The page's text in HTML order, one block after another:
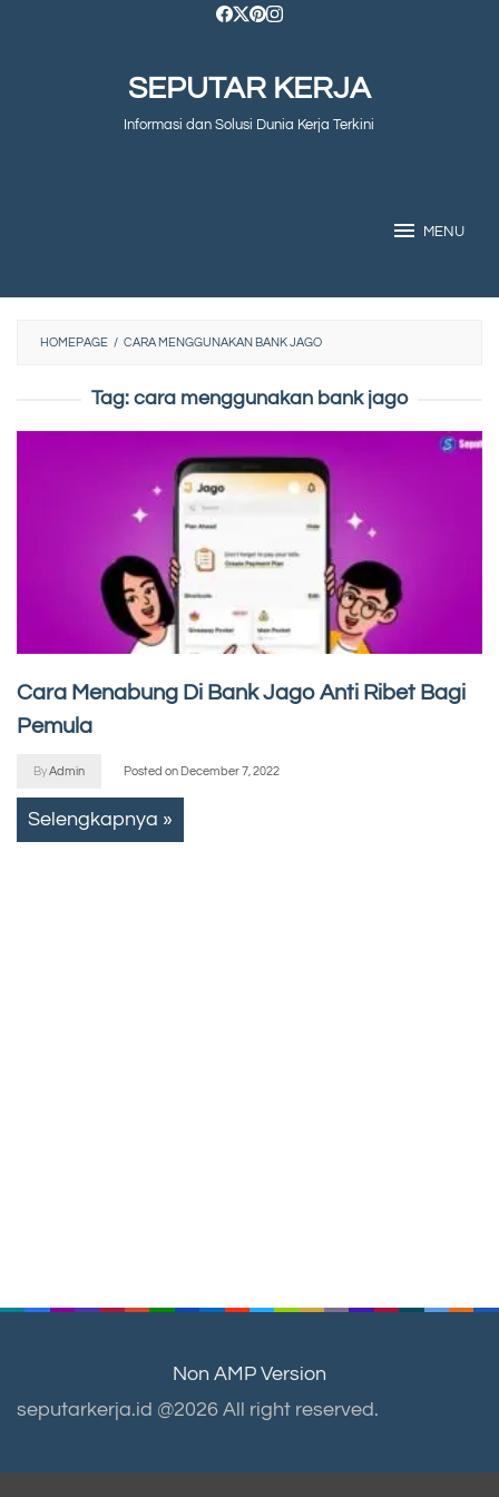
SEPUTAR KERJA
Informasi dan Solusi Dunia Kerja Terkini
MENU
HOMEPAGE / CARA MENGGUNAKAN BANK JAGO
Tag: cara menggunakan bank jago
Cara Menabung Di Bank Jago Anti Ribet Bagi
Pemula
ByAdmin Posted on December 7, 2022
Selengkapnya »
Non AMP Version
seputarkerja.id @2026 All right reserved.